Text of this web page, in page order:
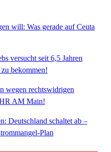
will: Was gerade auf Ceuta
versucht seit 6,5 Jahren
bekommen!
wegen rechtswidrigen
AM Main!
Deutschland schaltet ab –
Plan